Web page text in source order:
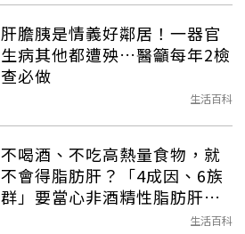
肝膽胰是情義好鄰居！一器官
生病其他都遭殃…醫籲每年2檢
查必做
生活百科
不喝酒、不吃高熱量食物，就
不會得脂肪肝？「4成因、6族
群」要當心非酒精性脂肪肝找
生活百科